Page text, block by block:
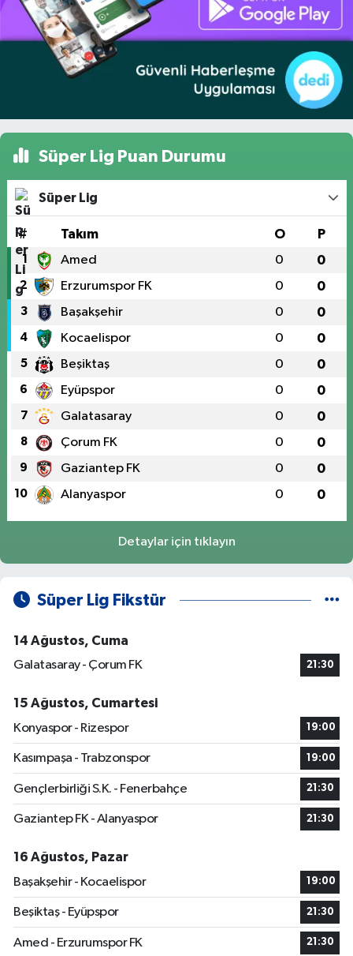
Süper Lig Puan Durumu
Süper Lig
# Takım O P
1 Amed 0 0
2 Erzurumspor FK 0 0
3 Başakşehir 0 0
4 Kocaelispor 0 0
5 Beşiktaş 0 0
6 Eyüpspor 0 0
7 Galatasaray 0 0
8 Çorum FK 0 0
9 Gaziantep FK 0 0
10 Alanyaspor 0 0
Detaylar için tıklayın
Süper Lig Fikstür
14 Ağustos, Cuma
Galatasaray - Çorum FK
21:30
15 Ağustos, Cumartesi
Konyaspor - Rizespor
19:00
Kasımpaşa - Trabzonspor 19:00
Gençlerbirliği S.K. - Fenerbahçe 21:30
Gaziantep FK - Alanyaspor 21:30
16 Ağustos, Pazar
Başakşehir - Kocaelispor
19:00
Beşiktaş - Eyüpspor 21:30
Amed - Erzurumspor FK 21:30